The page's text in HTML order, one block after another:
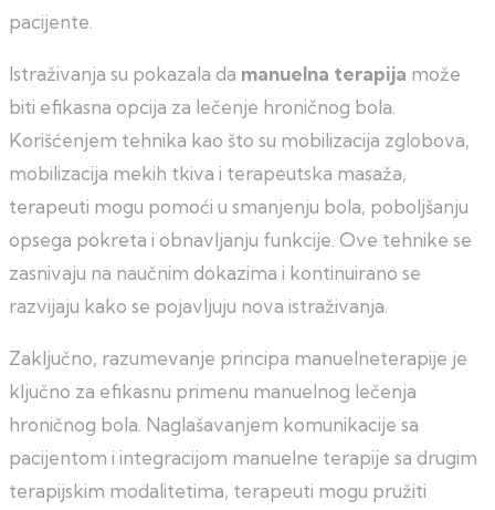
pacijente.
Istraživanja su pokazala da manuelna terapija može
biti efikasna opcija za lečenje hroničnog bola.
Korišćenjem tehnika kao što su mobilizacija zglobova,
mobilizacija mekih tkiva i terapeutska masaža,
terapeuti mogu pomoći u smanjenju bola, poboljšanju
opsega pokreta i obnavljanju funkcije. Ove tehnike se
zasnivaju na naučnim dokazima i kontinuirano se
razvijaju kako se pojavljuju nova istraživanja.
Zaključno, razumevanje principa manuelneterapije je
ključno za efikasnu primenu manuelnog lečenja
hroničnog bola. Naglašavanjem komunikacije sa
pacijentom i integracijom manuelne terapije sa drugim
terapijskim modalitetima, terapeuti mogu pružiti